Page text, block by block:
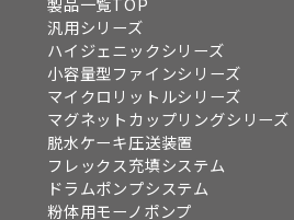
汎用シリーズ
ハイジェニックシリーズ
小容量型ファインシリーズ
マイクロリットルシリーズ
マグネットカップリングシリーズ
脱水ケーキ圧送装置
フレックス充填システム
ドラムポンプシステム
粉体用モーノポンプ